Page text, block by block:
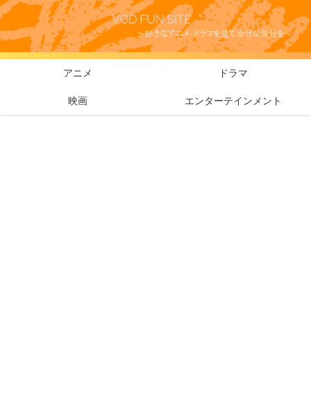
アニメ ドラマ
映画 エンターテインメント